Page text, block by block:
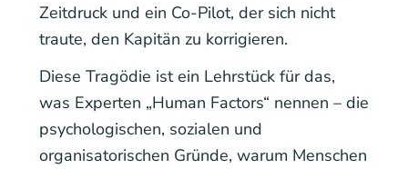
Zeitdruck und ein Co-Pilot, der sich nicht
traute, den Kapitän zu korrigieren.
Diese Tragödie ist ein Lehrstück für das,
was Experten „Human Factors“ nennen – die
psychologischen, sozialen und
organisatorischen Gründe, warum Menschen